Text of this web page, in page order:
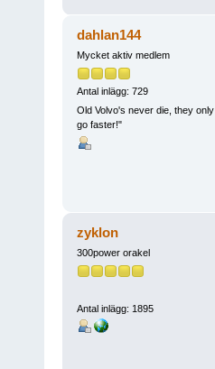
dahlan144
Mycket aktiv medlem
Antal inlägg: 729
Old Volvo's never die, they only
go faster!"
zyklon
300power orakel
Antal inlägg: 1895